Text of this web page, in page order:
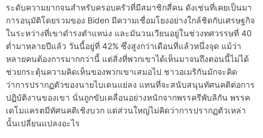
ระดับความยากจนสำหรับครอบครัวที่มีสมาชิกสี่คน ดังเช่นที่เคยเป็นมา
การอนุมัติโดยรวมของ Biden มีความเชื่อมโยงอย่างใกล้ชิดกับเศรษฐกิจ
ในระหว่างที่เขาดำรงตำแหน่ง และมันวนเวียนอยู่ในช่วงทศวรรษที่ 40
ต่ำมาหลายปีแล้ว วันนี้อยู่ที่ 42% ซึ่งสูงกว่าเดือนที่แล้วหนึ่งจุด แม้ว่า
หลายคนต้องการมากกว่านี้ แต่สิ่งที่พวกเขาได้เห็นมาจนถึงตอนนี้ไม่ได้
ช่วยกระตุ้นความคิดเห็นของพวกเขาเสมอไป ชาวอเมริกันมักจะคิด
ว่าการปรากฏตัวของนายไบเดนแย่ลง แทนที่จะสนับสนุนทัศนคติต่อการ
ปฏิบัติงานของเขา นั่นถูกขับเคลื่อนอย่างหนักจากพรรครีพับลิกัน พรรค
เดโมแครตมีทัศนคติเชิงบวก แต่ส่วนใหญ่ไม่คิดว่าการปรากฏตัวเหล่า
นั้นเปลี่ยนแปลงอะไร